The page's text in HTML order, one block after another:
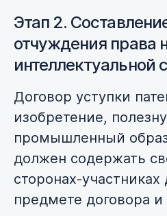
Этап 2.
отчуждения права
интеллектуальной
Договор уступки
изобретение,
промышленный
должен содержать
сторонах-участниках
предмете договора